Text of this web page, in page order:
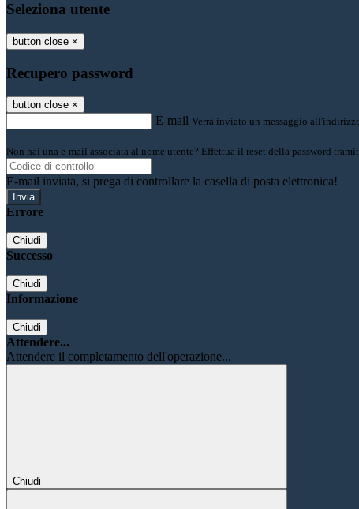
Seleziona utente
button close ×
Recupero password
button close ×
E-mail Verrà inviato un messaggio
Non hai una e-mail associata al nome utente? Effettua il reset della password
E-mail inviata, si prega di controllare la casella di posta elettronica!
Errore
Chiudi
Successo
Chiudi
Informazione
Chiudi
Attendere...
Attendere il completamento dell'operazione...
Chiudi